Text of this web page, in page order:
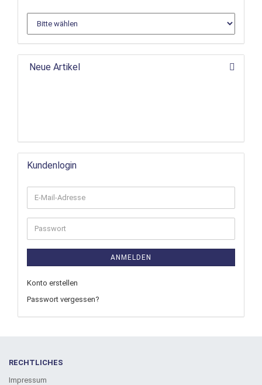
Neue Artikel
Kundenlogin
ANMELDEN
Konto erstellen
Passwort vergessen?
RECHTLICHES
Impressum